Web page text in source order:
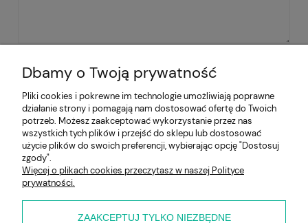
Pomoc
Moje konto
Płatności i dostawa
Dbamy o Twoją prywatność
Pliki cookies i pokrewne im technologie umożliwiają poprawne
działanie strony i pomagają nam dostosować ofertę do Twoich
potrzeb. Możesz zaakceptować wykorzystanie przez nas
wszystkich tych plików i przejść do sklepu lub dostosować
użycie plików do swoich preferencji, wybierając opcję "Dostosuj
zgody".
Więcej o plikach cookies przeczytasz w naszej Polityce
prywatności.
ZAAKCEPTUJ TYLKO NIEZBĘDNE